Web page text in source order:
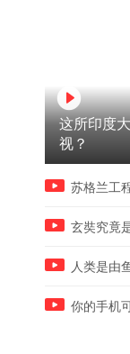
工用沙袋堵门不停往
这所印度
视？
苏格兰工
玄奘究竟
人类是由
你的手机